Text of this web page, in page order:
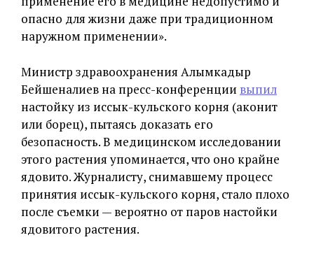
опасно для жизни даже при традиционном
наружном применении».
Министр здравоохранения Алымкадыр
Бейшеналиев на пресс-конференции выпил
настойку из иссык-кульского корня (аконит
или борец), пытаясь доказать его
безопасность. В медицинском исследовании
этого растения упоминается, что оно крайне
ядовито. Журналисту, снимавшему процесс
принятия иссык-кульского корня, стало плохо
после съемки — вероятно от паров настойки
ядовитого растения.